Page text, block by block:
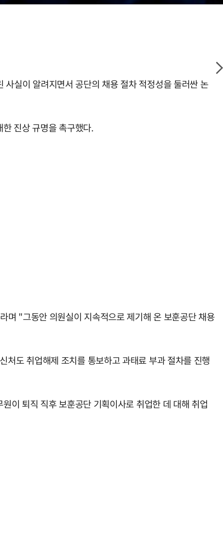
실이 알려지면서 공단의 채용 절차 적정성을 둘러싼 논
진상 규명을 촉구했다.
며 "그동안 의원실이 지속적으로 제기해 온 보훈공단 채용
도 취업해제 조치를 통보하고 과태료 부과 절차를 진행
이 퇴직 직후 보훈공단 기획이사로 취업한 데 대해 취업